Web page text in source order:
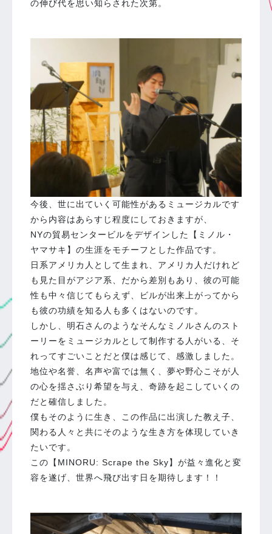
の伸び代を思い知らされた次第。
今後、世に出ていく可能性があるミュージカルです
から内容はあらすじ程度にしておきますが、
NYの貿易センタービルをデザインした【ミノル・
ヤマサキ】の生涯をモチーフとした作品です。
日系アメリカ人として生まれ、アメリカ人だけれど
も見た目がアジア系、だから差別もあり、彼の可能
性も中々信じてもらえず、ビルが出来上がってから
も彼の功績を知る人も多くはないのです。
しかし、明石さんのようなそんなミノルさんのスト
ーリーをミュージカルとして制作する人がいる、そ
れってすごいことだと僕は感じて、感激しました。
地位や名誉、名声や富では無く、夢や野心こそが人
の心を揺さぶり希望を与え、奇跡を起こしていくの
だと確信しました。
僕もそのように生き、この作品に出演した教え子、
関わる人々と共にそのような生き方を体現していき
たいです。
この【MINORU: Scrape the Sky】が益々進化と変
容を遂げ、世界へ飛び出す日を期待します！！